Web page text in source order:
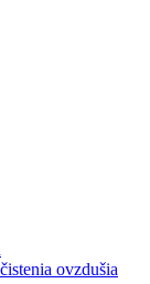
ovzdušia